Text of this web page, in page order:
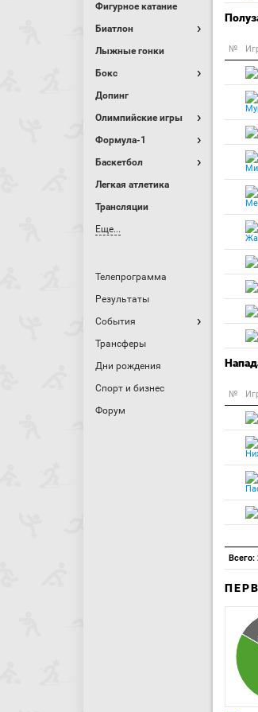
Фигурное катание
Биатлон
Лыжные гонки
Бокс
Допинг
Олимпийские игры
Формула-1
Баскетбол
Легкая атлетика
Трансляции
Еще...
Телепрограмма
Результаты
События
Трансферы
Дни рождения
Спорт и бизнес
Форум
№
№
Всего: